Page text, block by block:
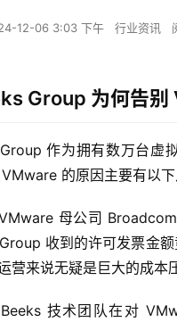
12-06 3:03 下午 行业资讯
Group 为何告
作为拥有数万台虚
的原因主要有以下
母公司
收到的许可发票金额
营来说无疑是巨大的成本
技术团队在对